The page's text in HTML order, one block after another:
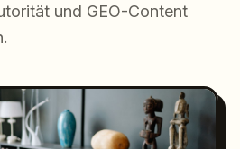
und GEO-Content